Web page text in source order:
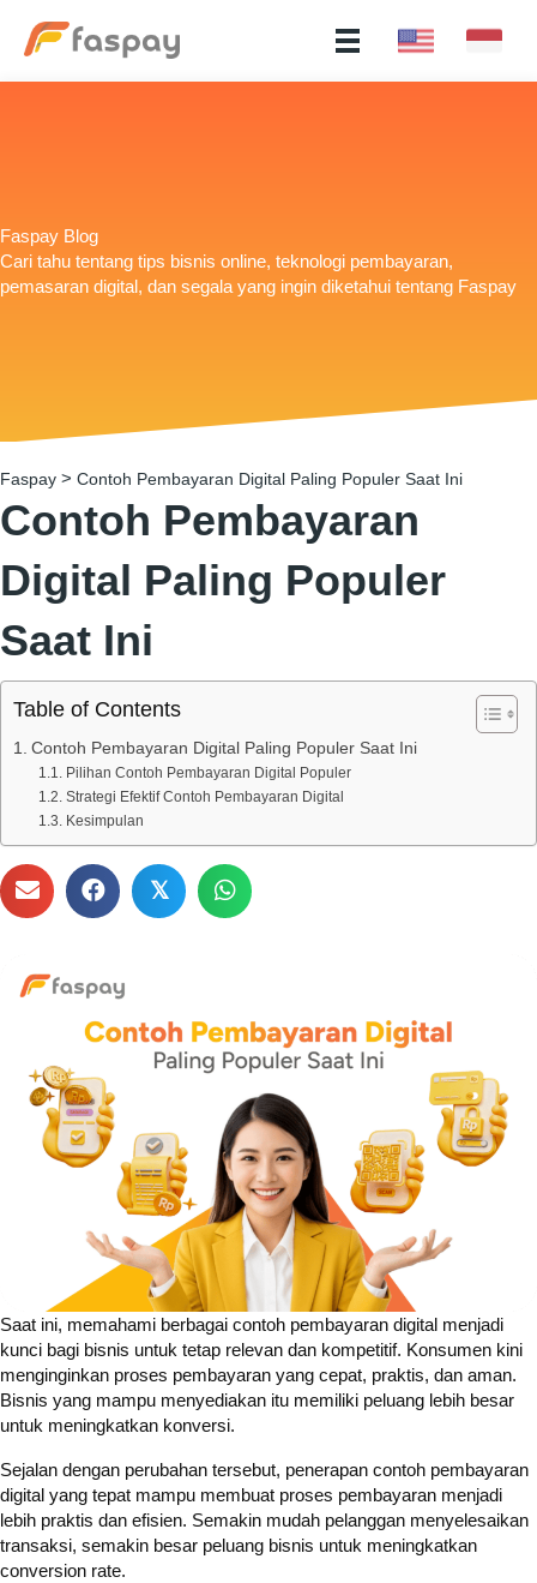
Faspay Blog
Cari tahu tentang tips bisnis online, teknologi pembayaran,
pemasaran digital, dan segala yang ingin diketahui tentang Faspay
Faspay > Contoh Pembayaran Digital Paling Populer Saat Ini
Contoh Pembayaran
Digital Paling Populer
Saat Ini
Table of Contents
Contoh Pembayaran Digital Paling Populer Saat Ini
Pilihan Contoh Pembayaran Digital Populer
Strategi Efektif Contoh Pembayaran Digital
Kesimpulan
𝕏
Saat ini, memahami berbagai contoh pembayaran digital menjadi
kunci bagi bisnis untuk tetap relevan dan kompetitif. Konsumen kini
menginginkan proses pembayaran yang cepat, praktis, dan aman.
Bisnis yang mampu menyediakan itu memiliki peluang lebih besar
untuk meningkatkan konversi.
Sejalan dengan perubahan tersebut, penerapan contoh pembayaran
digital yang tepat mampu membuat proses pembayaran menjadi
lebih praktis dan efisien. Semakin mudah pelanggan menyelesaikan
transaksi, semakin besar peluang bisnis untuk meningkatkan
conversion rate.